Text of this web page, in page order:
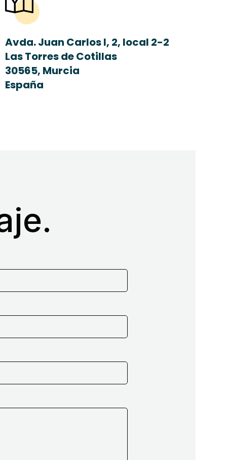
Avda. Juan Carlos I, 2, local 2-2
Las Torres de Cotillas
30565, Murcia
España